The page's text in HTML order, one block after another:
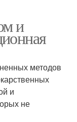
и
методов
и
не